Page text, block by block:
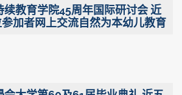
续教育学院45周年国际研讨会 近
加者网上交流自然为本幼儿教育